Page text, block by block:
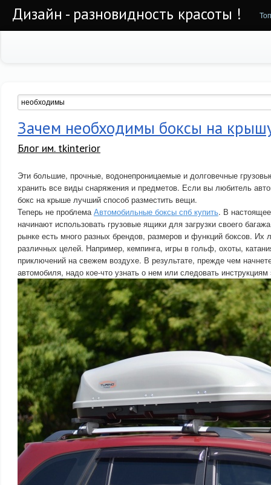
Дизайн - разновидность красоты !
Зачем необходимы боксы на
Блог им. tkinterior
Эти большие, прочные, водонепроницаемые и долговечные
хранить все виды снаряжения и предметов. Если вы любитель
бокс на крыше лучший способ разместить вещи.
Теперь не проблемаАвтомобильные боксы спб купить. В
начинают использовать грузовые ящики для загрузки своего
рынке есть много разных брендов, размеров и функций боксов. Их
различных целей. Например, кемпинга, игры в гольф, охоты,
приключений на свежем воздухе. В результате, прежде чем
автомобиля, надо кое-что узнать о нем или следовать инструкциям